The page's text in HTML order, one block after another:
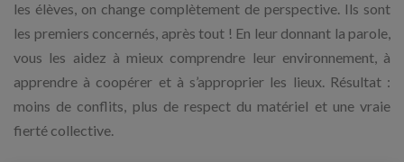
les élèves, on change complètement de perspective. Ils sont
les premiers concernés, après tout ! En leur donnant la parole,
vous les aidez à mieux comprendre leur environnement, à
apprendre à coopérer et à s’approprier les lieux. Résultat :
moins de conflits, plus de respect du matériel et une vraie
fierté collective.